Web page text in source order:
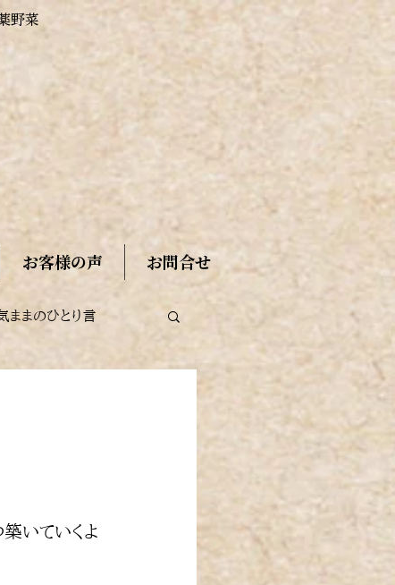
野菜
お客様の声 お問合せ
ままのひとり言
いていくよ